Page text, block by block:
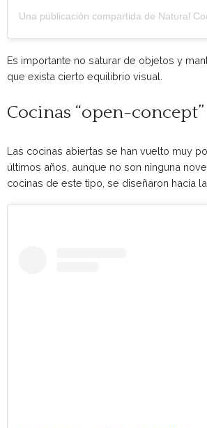
Es importante no saturar de objetos y
que exista cierto equilibrio visual.
Cocinas “open-concept”
Las cocinas abiertas se han vuelto muy
últimos años, aunque no son ninguna
cocinas de este tipo, se diseñaron hacia